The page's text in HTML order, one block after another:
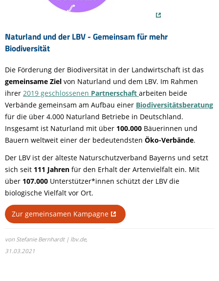
Naturland und der LBV - Gemeinsam für mehr
Biodiversität
Die Förderung der Biodiversität in der Landwirtschaft ist das
gemeinsame Ziel von Naturland und dem LBV. Im Rahmen
ihrer 2019 geschlossenen Partnerschaft arbeiten beide
Verbände gemeinsam am Aufbau einer Biodiversitätsberatung
für die über 4.000 Naturland Betriebe in Deutschland.
Insgesamt ist Naturland mit über 100.000 Bäuerinnen und
Bauern weltweit einer der bedeutendsten Öko-Verbände.
Der LBV ist der älteste Naturschutzverband Bayerns und setzt
sich seit 111 Jahren für den Erhalt der Artenvielfalt ein. Mit
über 107.000 Unterstützer*innen schützt der LBV die
biologische Vielfalt vor Ort.
Zur gemeinsamen Kampagne
von Stefanie Bernhardt | lbv.de,
31.03.2021